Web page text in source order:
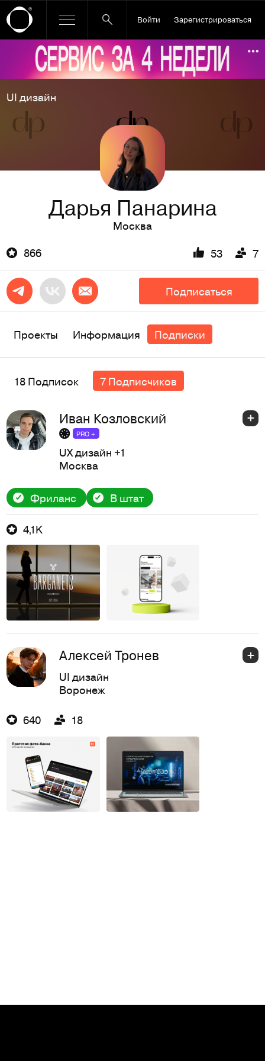
Войти Зарегистрироваться
Ссылка баннера
UI дизайн
Дарья Панарина
Москва
866
53 7
Подписаться
Проекты Информация Подписки
18 Подписок 7 Подписчиков
Иван Козловский
PRO +
UX дизайн +1
Москва
Фриланс В штат
4,1K
Алексей Тронев
UI дизайн
Воронеж
640 18